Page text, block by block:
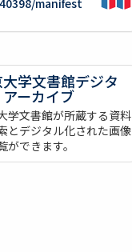
学文書館デジタ
ーカイブ
学文書館が所蔵する資料
とデジタル化された画像
ができます。